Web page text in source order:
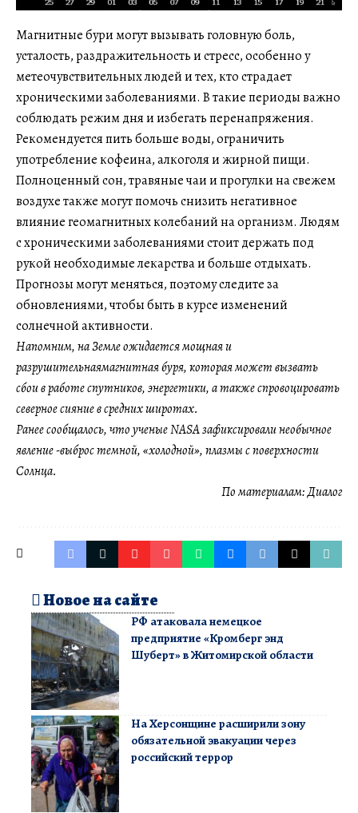
Магнитные бури могут вызывать головную боль,
усталость, раздражительность и стресс, особенно у
метеочувствительных людей и тех, кто страдает
хроническими заболеваниями. В такие периоды важно
соблюдать режим дня и избегать перенапряжения.
Рекомендуется пить больше воды, ограничить
употребление кофеина, алкоголя и жирной пищи.
Полноценный сон, травяные чаи и прогулки на свежем
воздухе также могут помочь снизить негативное
влияние геомагнитных колебаний на организм. Людям
с хроническими заболеваниями стоит держать под
рукой необходимые лекарства и больше отдыхать.
Прогнозы могут меняться, поэтому следите за
обновлениями, чтобы быть в курсе изменений
солнечной активности.
Напомним, на Земле ожидается мощная и
разрушительнаямагнитная буря, которая может вызвать
сбои в работе спутников, энергетики, а также спровоцировать
северное сияние в средних широтах.
Ранее сообщалось, что ученые NASA зафиксировали необычное
явление -выброс темной, «холодной», плазмы с поверхности
Солнца.
По материалам:Диалог
Новое на сайте
РФ атаковала немецкое
предприятие «Кромберг энд
Шуберт» в Житомирской области
На Херсонщине расширили зону
обязательной эвакуации через
российский террор